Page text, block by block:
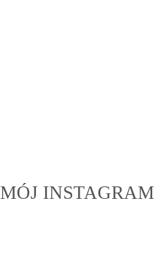
MÓJ INSTAGRAM